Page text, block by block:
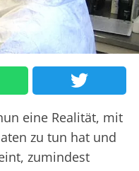
eine Realität, mit
zu tun hat und
zumindest